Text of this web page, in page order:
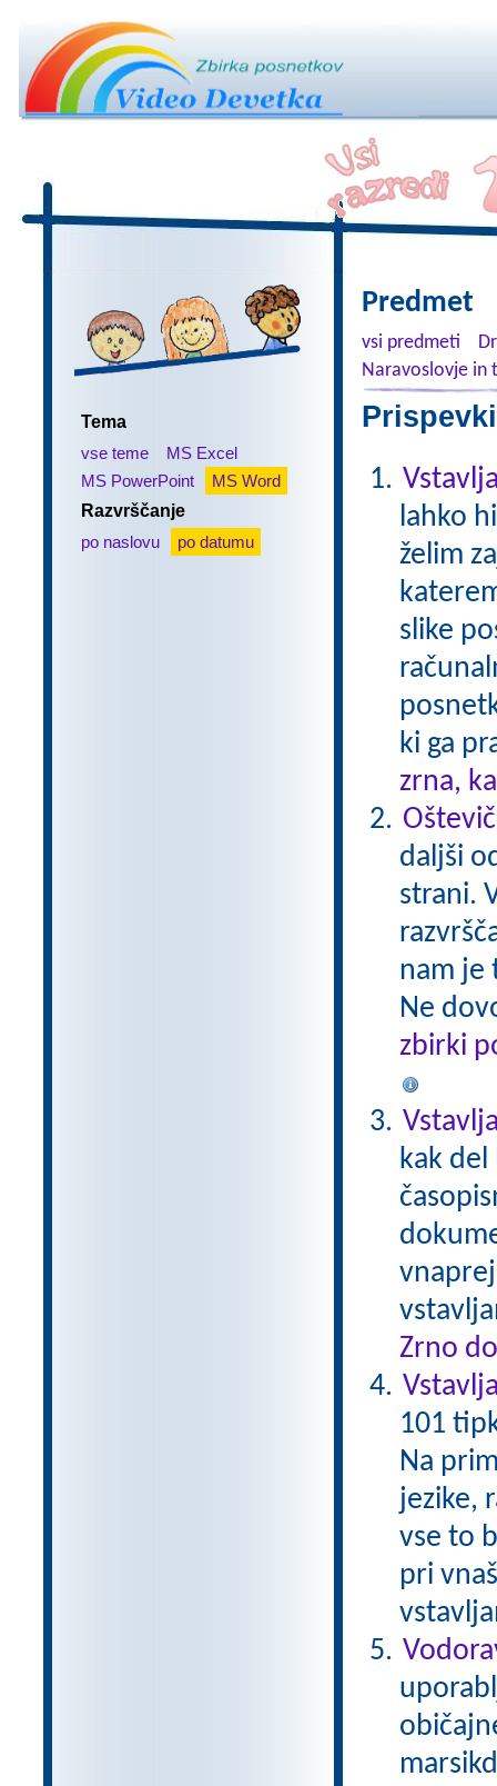
Tema
vse teme
MS Excel
MS PowerPoint
MS Word
Razvrščanje
po naslovu
po datumu
Predmet
vsi predmeti
Naravoslovje in
lahko
želim
slike
ki ga
zrna,
daljši
strani.
nam je
Ne
zbirki
kak del
Zrno
101
Na
jezike,
vse to
pri